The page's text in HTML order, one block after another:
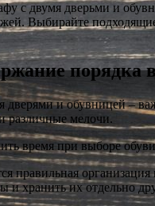
с двумя дверьми и
Выбирайте
и обувницей –
различные мелочи.
время при выборе
правильная
хранить их отдельно